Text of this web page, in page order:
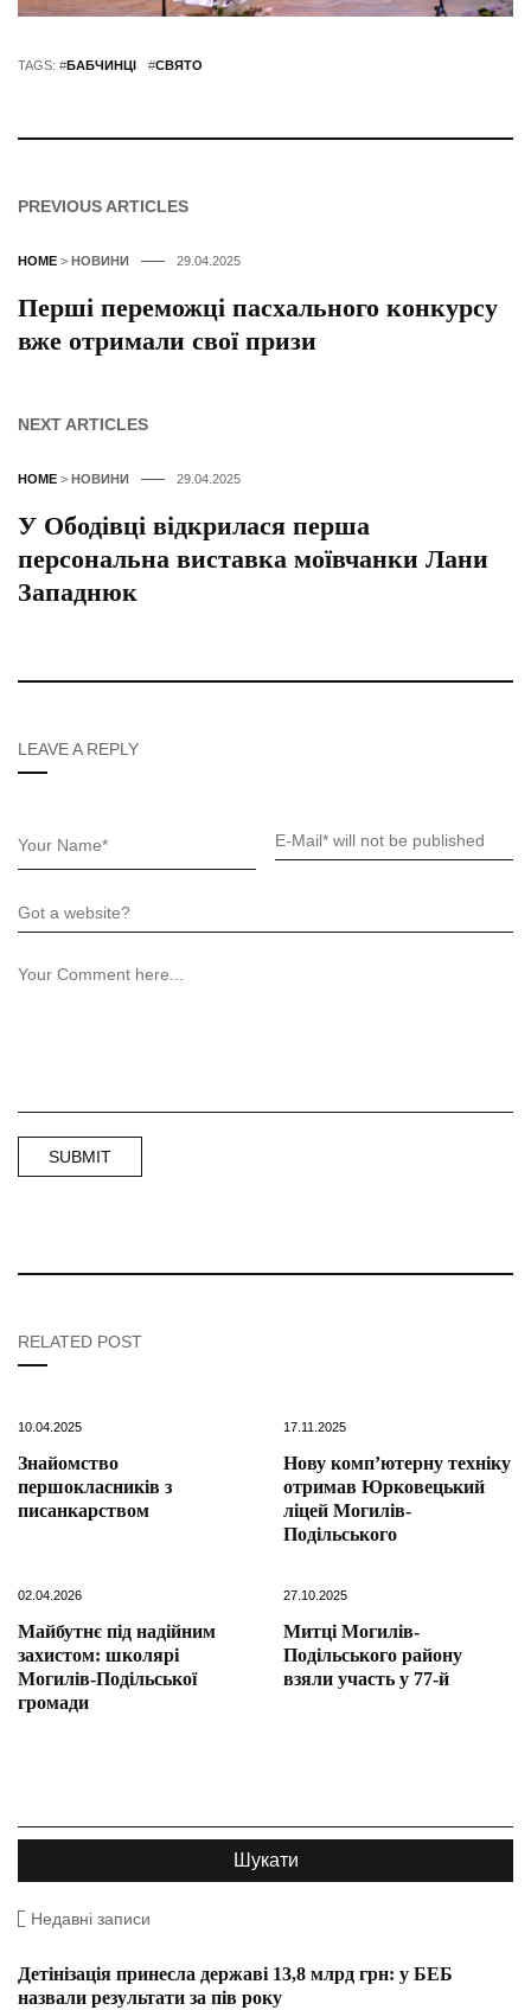
TAGS: #БАБЧИНЦІ #СВЯТО
PREVIOUS ARTICLES
HOME > НОВИНИ 29.04.2025
Перші переможці пасхального конкурсу
вже отримали свої призи
NEXT ARTICLES
HOME > НОВИНИ 29.04.2025
У Ободівці відкрилася перша
персональна виставка моївчанки Лани
Западнюк
LEAVE A REPLY
RELATED POST
10.04.2025
Знайомство
першокласників з
писанкарством
17.11.2025
Нову комп’ютерну техніку
отримав Юрковецький
ліцей Могилів-
Подільського
02.04.2026
Майбутнє під надійним
захистом: школярі
Могилів‑Подільської
громади
27.10.2025
Митці Могилів-
Подільського району
взяли участь у 77-й
Недавні записи
Детінізація принесла державі 13,8 млрд грн: у БЕБ
назвали результати за пів року